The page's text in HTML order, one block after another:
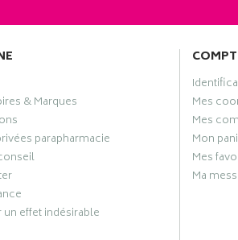
& Marques
parapharmacie
effet indésirable
Mes
Mes
Mon
Mes
Ma